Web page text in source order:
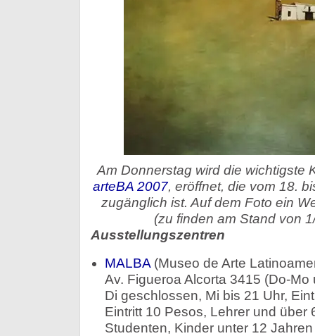
Am Donnerstag wird die wichtigste
arteBA 2007, eröffnet, die vom 18.
zugänglich ist. Auf dem Foto ein
(zu finden am Stand von
Ausstellungszentren
MALBA(Museo de Arte
Av. Figueroa Alcorta 3415 (Do-
Di geschlossen, Mi bis 21 Uhr,
Eintritt 10 Pesos, Lehrer und über
Studenten, Kinder unter 12